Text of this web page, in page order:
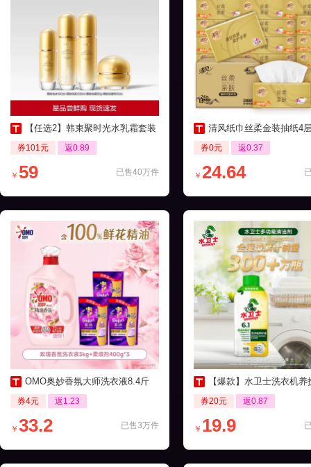
【任选2】韩束聚时光水乳霜套装
券101元 返0.89
已售40万件
￥ 59
清风纸巾丝柔金装抽纸4层24包家
券0元 返0.37
￥ 24.64
OMO奥妙香氛大师洗衣液8.4斤
券4元 返1.23
已售3万件
￥ 33.2
【爆款】水卫士洗衣机养护液
券20元 返0.87
￥ 19.9